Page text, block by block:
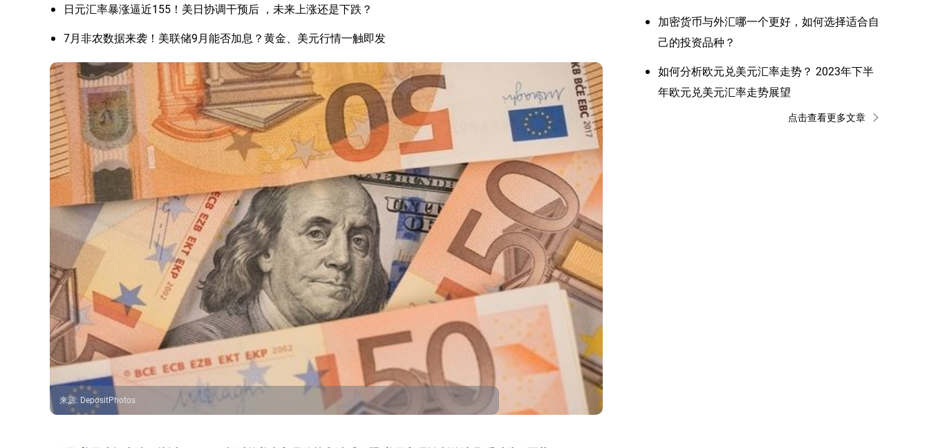
日元汇率暴涨逼近155！美日协调干预后 ，未来上涨还是下跌？
7月非农数据来袭！美联储9月能否加息？黄金、美元行情一触即发
来源: DepositPhotos
加密货币与外汇哪一个更好，如何选择适合自
己的投资品种？
如何分析欧元兑美元汇率走势？ 2023年下半
年欧元兑美元汇率走势展望
点击查看更多文章